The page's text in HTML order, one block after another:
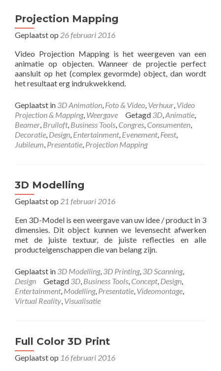
Projection Mapping
Geplaatst op 26 februari 2016
Video Projection Mapping is het weergeven van een
animatie op objecten. Wanneer de projectie perfect
aansluit op het (complex gevormde) object, dan wordt
het resultaat erg indrukwekkend.
Geplaatst in 3D Animation, Foto & Video, Verhuur, Video
Projection & Mapping, Weergave Getagd 3D,Animatie,
Beamer, Bruiloft, Business Tools, Congres, Consumenten,
Decoratie, Design, Entertainment, Evenement, Feest,
Jubileum, Presentatie, Projection Mapping
3D Modelling
Geplaatst op 21 februari 2016
Een 3D-Model is een weergave van uw idee / product in 3
dimensies. Dit object kunnen we levensecht afwerken
met de juiste textuur, de juiste reflecties en alle
producteigenschappen die van belang zijn.
Geplaatst in 3D Modelling, 3D Printing, 3D Scanning,
Design
Getagd 3D, Business Tools, Concept, Design,
Entertainment, Modelling, Presentatie, Videomontage,
Virtual Reality, Visualisatie
Full Color 3D Print
Geplaatst op 16 februari 2016